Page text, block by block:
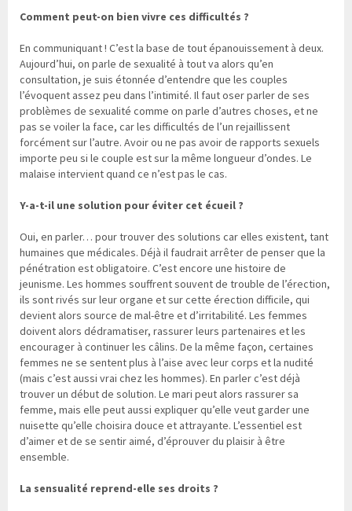
Comment peut-on bien vivre ces difficultés ?
En communiquant ! C’est la base de tout épanouissement à deux.
Aujourd’hui, on parle de sexualité à tout va alors qu’en
consultation, je suis étonnée d’entendre que les couples
l’évoquent assez peu dans l’intimité. Il faut oser parler de ses
problèmes de sexualité comme on parle d’autres choses, et ne
pas se voiler la face, car les difficultés de l’un rejaillissent
forcément sur l’autre. Avoir ou ne pas avoir de rapports sexuels
importe peu si le couple est sur la même longueur d’ondes. Le
malaise intervient quand ce n’est pas le cas.
Y-a-t-il une solution pour éviter cet écueil ?
Oui, en parler… pour trouver des solutions car elles existent, tant
humaines que médicales. Déjà il faudrait arrêter de penser que la
pénétration est obligatoire. C’est encore une histoire de
jeunisme. Les hommes souffrent souvent de trouble de l’érection,
ils sont rivés sur leur organe et sur cette érection difficile, qui
devient alors source de mal-être et d’irritabilité. Les femmes
doivent alors dédramatiser, rassurer leurs partenaires et les
encourager à continuer les câlins. De la même façon, certaines
femmes ne se sentent plus à l’aise avec leur corps et la nudité
(mais c’est aussi vrai chez les hommes). En parler c’est déjà
trouver un début de solution. Le mari peut alors rassurer sa
femme, mais elle peut aussi expliquer qu’elle veut garder une
nuisette qu’elle choisira douce et attrayante. L’essentiel est
d’aimer et de se sentir aimé, d’éprouver du plaisir à être
ensemble.
La sensualité reprend-elle ses droits ?